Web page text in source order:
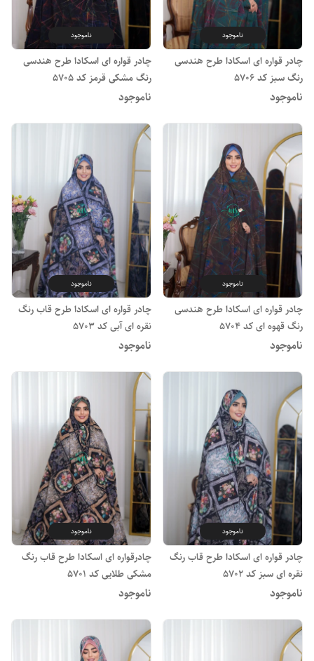
ناموجود
چادر قواره ای اسکادا طرح هندسی
رنگ سبز کد 5706
ناموجود
ناموجود
چادر قواره ای اسکادا طرح هندسی
رنگ مشکی قرمز کد 5705
ناموجود
ناموجود
چادر قواره ای اسکادا طرح هندسی
رنگ قهوه ای کد 5704
ناموجود
ناموجود
چادر قواره ای اسکادا طرح قاب رنگ
نقره ای آبی کد 5703
ناموجود
ناموجود
چادر قواره ای اسکادا طرح قاب رنگ
نقره ای سبز کد 5702
ناموجود
ناموجود
چادرقواره ای اسکادا طرح قاب رنگ
مشکی طلایی کد 5701
ناموجود